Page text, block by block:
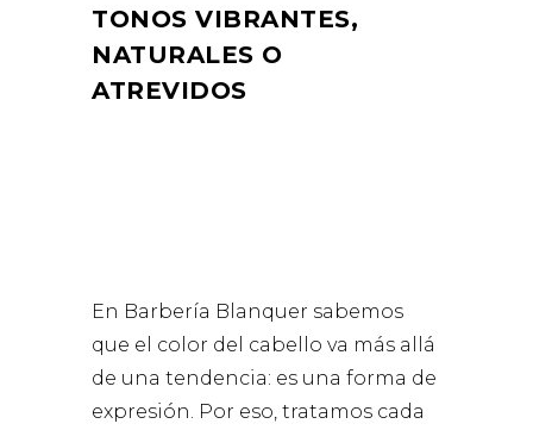
TONOS VIBRANTES,
NATURALES O
ATREVIDOS
En Barbería Blanquer sabemos
que el color del cabello va más allá
de una tendencia: es una forma de
expresión. Por eso, tratamos cada